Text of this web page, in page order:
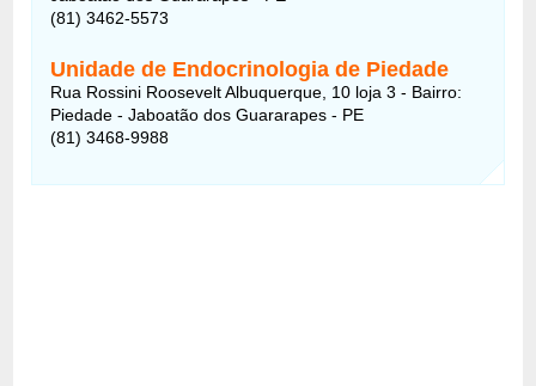
(81) 3462-5573
Unidade de Endocrinologia de Piedade
Rua Rossini Roosevelt Albuquerque, 10 loja 3 - Bairro:
Piedade - Jaboatão dos Guararapes - PE
(81) 3468-9988